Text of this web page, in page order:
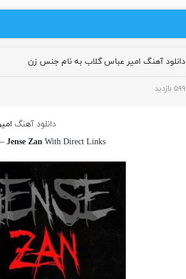
دانلود آهنگ امیر عباس گلاب به نام جنس زن
۵۹۹ بازدید
دانلود آهنگ
Jense ZanWith Direct Links